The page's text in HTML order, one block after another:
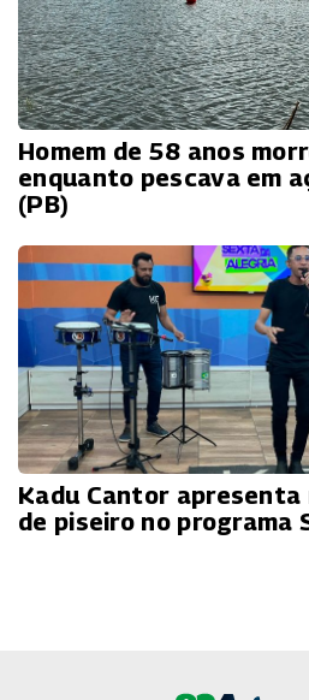
Homem de 58 anos
enquanto pescava em
(PB)
Kadu Cantor
de piseiro no programa